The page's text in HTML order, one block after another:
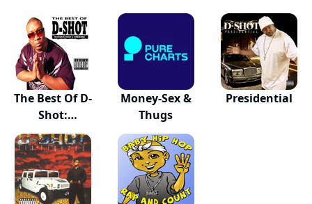
The Best Of D-
Shot:
Yesterday...
Money-Sex &
Thugs
Presidential